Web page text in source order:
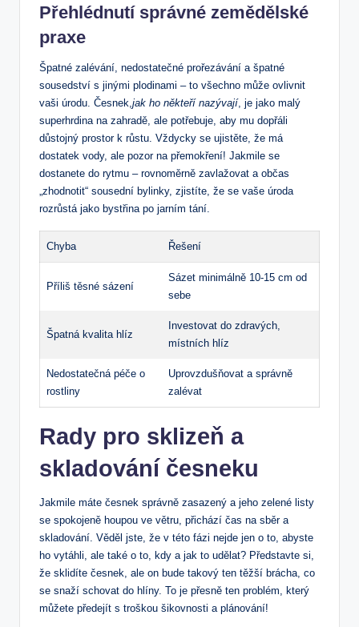
Přehlédnutí správné zemědělské
praxe
Špatné zalévání, nedostatečné prořezávání a špatné
sousedství s jinými plodinami – to všechno může ovlivnit
vaši úrodu. Česnek, jak ho někteří nazývají, je jako malý
superhrdina na zahradě, ale potřebuje, aby mu dopřáli
důstojný prostor k růstu. Vždycky se ujistěte, že má
dostatek vody, ale pozor na přemokření! Jakmile se
dostanete do rytmu – rovnoměrně zavlažovat a občas
„zhodnotit“ sousední bylinky, zjistíte, že se vaše úroda
rozrůstá jako bystřina po jarním tání.
Chyba Řešení
Příliš těsné sázení
Sázet minimálně 10-15 cm od
sebe
Špatná kvalita hlíz
Investovat do zdravých,
místních hlíz
Nedostatečná péče o
rostliny
Uprovzdušňovat a správně
zalévat
Rady pro sklizeň a
skladování česneku
Jakmile máte česnek správně zasazený a jeho zelené listy
se spokojeně houpou ve větru, přichází čas na sběr a
skladování. Věděl jste, že v této fázi nejde jen o to, abyste
ho vytáhli, ale také o to, kdy a jak to udělat? Představte si,
že sklidíte česnek, ale on bude takový ten těžší brácha, co
se snaží schovat do hlíny. To je přesně ten problém, který
můžete předejít s troškou šikovnosti a plánování!